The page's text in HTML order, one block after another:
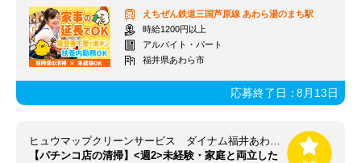
えちぜん鉄道三国芦原線 あわら湯のまち駅
時給1200円以上
アルバイト・パート
福井県あわら市
応募終了日：8月13日
ヒュウマップクリーンサービス ダイナム福井あわら店
【パチンコ店の清掃】<週2>未経験・家庭と両立した